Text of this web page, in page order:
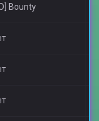
Bounty